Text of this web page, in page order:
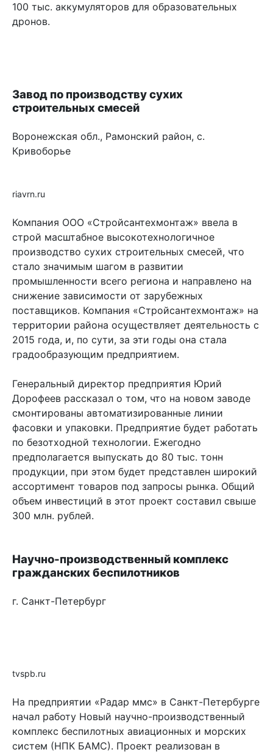
100 тыс. аккумуляторов для образовательных
дронов.
Завод по производству сухих
строительных смесей
Воронежская обл., Рамонский район, с.
Кривоборье
riavrn.ru
Компания ООО «Стройсантехмонтаж» ввела в
строй масштабное высокотехнологичное
производство сухих строительных смесей, что
стало значимым шагом в развитии
промышленности всего региона и направлено на
снижение зависимости от зарубежных
поставщиков. Компания «Стройсантехмонтаж» на
территории района осуществляет деятельность с
2015 года, и, по сути, за эти годы она стала
градообразующим предприятием.
Генеральный директор предприятия Юрий
Дорофеев рассказал о том, что на новом заводе
смонтированы автоматизированные линии
фасовки и упаковки. Предприятие будет работать
по безотходной технологии. Ежегодно
предполагается выпускать до 80 тыс. тонн
продукции, при этом будет представлен широкий
ассортимент товаров под запросы рынка. Общий
объем инвестиций в этот проект составил свыше
300 млн. рублей.
Научно-производственный комплекс
гражданских беспилотников
г. Санкт-Петербург
tvspb.ru
На предприятии «Радар ммс» в Санкт-Петербурге
начал работу Новый научно-производственный
комплекс беспилотных авиационных и морских
систем (НПК БАМС). Проект реализован в